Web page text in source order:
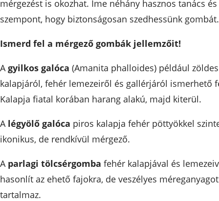
mérgezést is okozhat. Íme néhány hasznos tanács és
szempont, hogy biztonságosan szedhessünk gombát.
Ismerd fel a mérgező gombák jellemzőit!
A gyilkos galóca (Amanita phalloides) például zöldes
kalapjáról, fehér lemezeiről és gallérjáról ismerhető
Kalapja fiatal korában harang alakú, majd kiterül.
A légyölő galóca piros kalapja fehér pöttyökkel
ikonikus, de rendkívül mérgező.
A parlagi tölcsérgomba fehér kalapjával és
hasonlít az ehető fajokra, de veszélyes méreganyagot
tartalmaz.